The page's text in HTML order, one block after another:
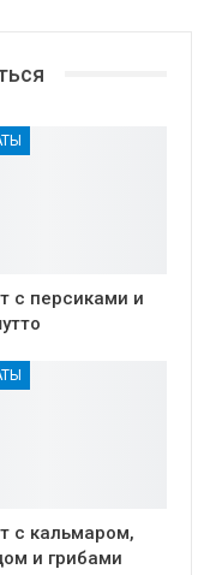
с персиками и
с кальмаром,
и грибами